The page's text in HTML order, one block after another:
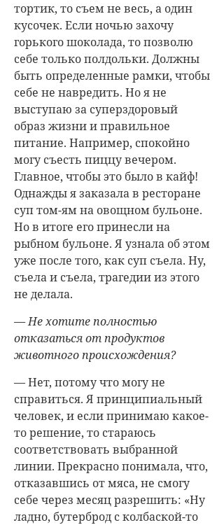
тортик, то съем не весь, а один
кусочек. Если ночью захочу
горького шоколада, то позволю
себе только полдольки. Должны
быть определенные рамки, чтобы
себе не навредить. Но я не
выступаю за суперздоровый
образ жизни и правильное
питание. Например, спокойно
могу съесть пиццу вечером.
Главное, чтобы это было в кайф!
Однажды я заказала в ресторане
суп том-ям на овощном бульоне.
Но в итоге его принесли на
рыбном бульоне. Я узнала об этом
уже после того, как суп съела. Ну,
съела и съела, трагедии из этого
не делала.
— Не хотите полностью
отказаться от продуктов
животного происхождения?
— Нет, потому что могу не
справиться. Я принципиальный
человек, и если принимаю какое-
то решение, то стараюсь
соответствовать выбранной
линии. Прекрасно понимала, что,
отказавшись от мяса, не смогу
себе через месяц разрешить: «Ну
ладно, бутерброд с колбаской-то